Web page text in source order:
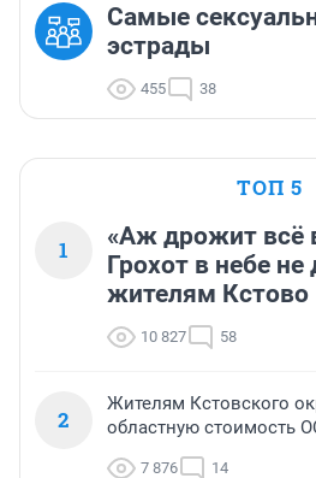
Самые
эстрады
455 38
ТОП 5
1
«Аж дрожит всё
Грохот в небе
жителям Кстово
10 827 58
2
Жителям Кстовского
областную стоимость
7 876 14